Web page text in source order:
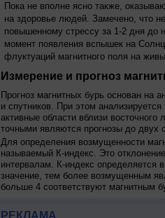
Пока не вполне ясно также,
на здоровье людей. Замечено, что
повышенному стрессу за 1-2 дня до
момент появления вспышек на
флуктуаций магнитного поля на
Измерение и прогноз
Прогноз магнитных бурь основан на
и спутников. При этом
активные области вблизи
точными являются прогнозы до двух
Для определения возмущенности
называемый К-индекс. Это
интервалам. К-индекс определяется
значение, тем более возмущенным
больше 4 соответствуют магнитным
РЕКЛАМА